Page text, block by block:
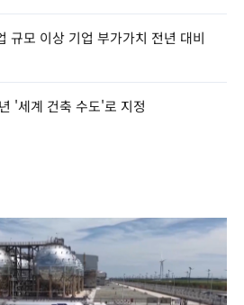
규모 이상 기업 부가가치 전년 대비
'세계 건축 수도'로 지정